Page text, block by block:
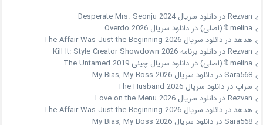
Rezvanدردانلود سریال Desperate Mrs. Seonju 2024
melina🔖(اصلی)
دردانلود سریال Overdo 2026
هدهد دردانلود سریال The Affair Was Just the Beginning 2026
Rezvanدردانلود برنامه Kill It: Style Creator Showdown 2026
melina🔖(اصلی)
دردانلود سریال چینی The Untamed 2019
Sara568 دردانلود سریال My Bias, My Boss 2026
سراب دردانلود سریال The Husband 2026
Rezvanدردانلود سریال Love on the Menu 2026
هدهد دردانلود سریال The Affair Was Just the Beginning 2026
Sara568 دردانلود سریال My Bias, My Boss 2026